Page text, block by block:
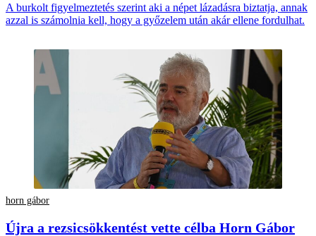
A burkolt figyelmeztetés szerint aki a népet lázadásra biztatja, annak
azzal is számolnia kell, hogy a győzelem után akár ellene fordulhat.
horn gábor
Újra a rezsicsökkentést vette célba Horn Gábor